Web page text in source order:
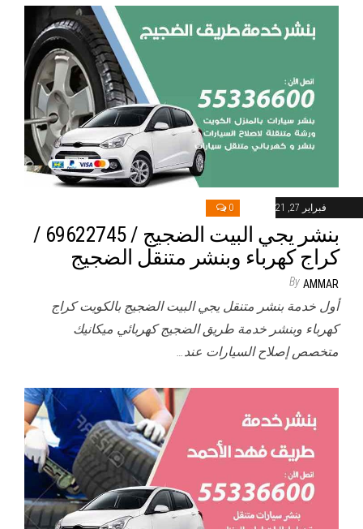
فبراير 27, 2021 0
بنشر يجي البيت الضجيج / 69622745‬ /
كراج كهرباء وبنشر متنقل الضجيج
By AMMAR
أول خدمة بنشر متنقل يجي البيت الضجيج بالكويت كراج
كهرباء وبنشر خدمة طريق الضجيج كهربائي ميكانيك
متخصص إصلاح السيارات عند…